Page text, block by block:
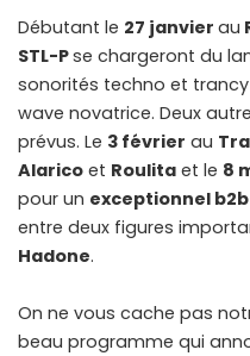
Débutant le 27 janvier au
STL-Pse chargeront du
sonorités techno et
wave novatrice. Deux
prévus. Le 3 février au
Alarico et Roulita et le 8
pour un exceptionnel b2b
entre deux figures
Hadone.
On ne vous cache pas
beau programme qui